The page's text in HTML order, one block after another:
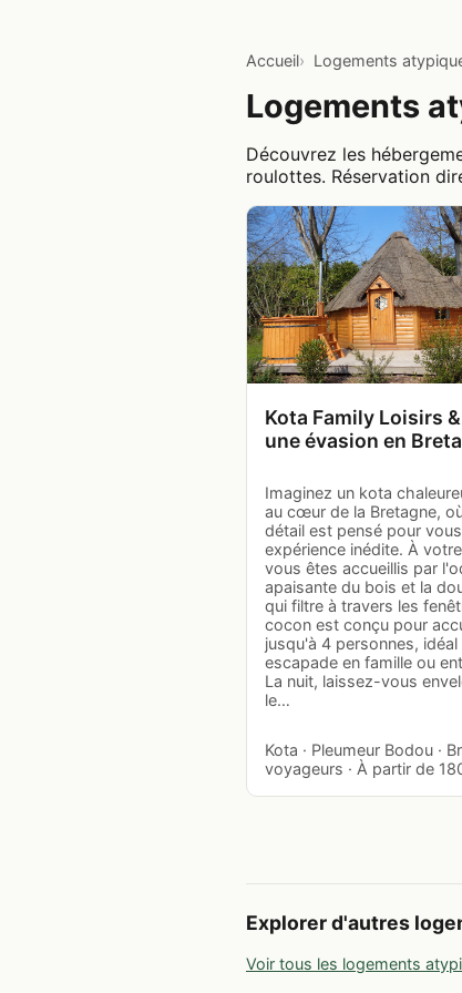
Accueil Logements
Logements
Découvrez les
roulottes. Réservation
Kota Family Loisirs &
une évasion en
Imaginez un kota
au cœur de la Bretagne,
détail est pensé pour
expérience inédite. À
vous êtes accueillis par
apaisante du bois et la
qui filtre à travers les
cocon est conçu pour
jusqu'à 4 personnes, idéal
escapade en famille ou
La nuit, laissez-vous
le…
Kota · Pleumeur Bodou ·
voyageurs · À partir de
Explorer d'autres
Voir tous les logements